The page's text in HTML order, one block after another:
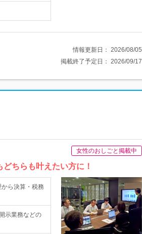
情報更新日： 2026/08/05
掲載終了予定日： 2026/09/17
女性のおしごと掲載中
ちらも叶えたい方に！
ら決算・税務
示業務などの